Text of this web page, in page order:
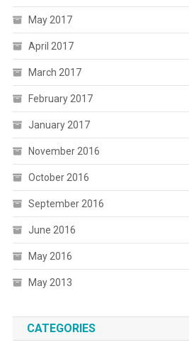
May 2017
April 2017
March 2017
February 2017
January 2017
November 2016
October 2016
September 2016
June 2016
May 2016
May 2013
CATEGORIES